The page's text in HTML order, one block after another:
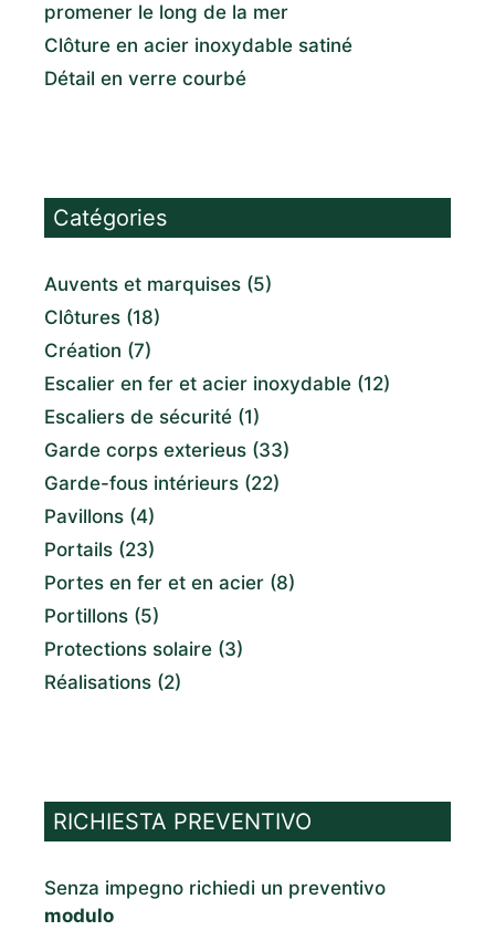
promener le long de la mer
Clôture en acier inoxydable satiné
Détail en verre courbé
Catégories
Auvents et marquises (5)
Clôtures (18)
Création (7)
Escalier en fer et acier inoxydable (12)
Escaliers de sécurité (1)
Garde corps exterieus (33)
Garde-fous intérieurs (22)
Pavillons (4)
Portails (23)
Portes en fer et en acier (8)
Portillons (5)
Protections solaire (3)
Réalisations (2)
RICHIESTA PREVENTIVO
Senza impegno richiedi un preventivo
modulo